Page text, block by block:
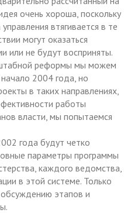
очень хороша, поскольку
втягивается в те
могут оказаться
или не будут восприняты.
реформы мы можем
2004 года, но
в таких направлениях,
работы
власти, мы попытаемся
года будут четко
параметры программы
каждого ведомства,
в этой системе. Только
этапов и